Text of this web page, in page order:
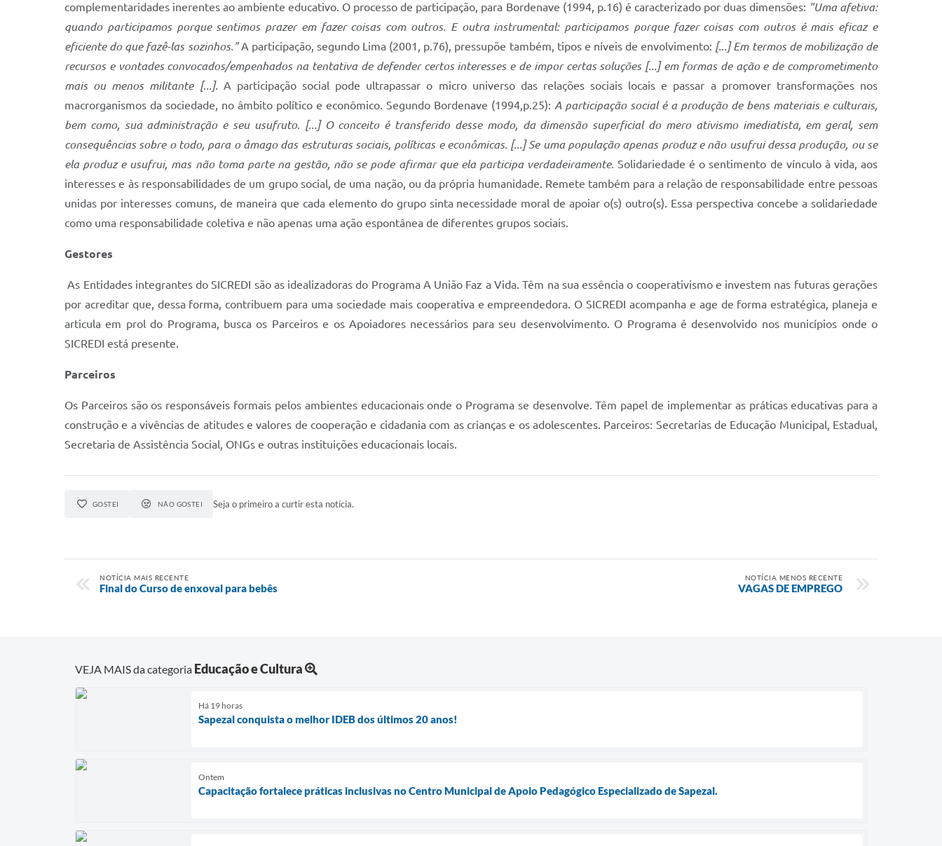
complementaridades inerentes ao ambiente educativo. O processo de participação, para Bordenave (1994, p.16) é caracterizado por duas dimensões: "Uma afetiva:
quando participamos porque sentimos prazer em fazer coisas com outros. E outra instrumental: participamos porque fazer coisas com outros é mais eficaz e
eficiente do que fazê-las sozinhos."A participação, segundo Lima (2001, p.76), pressupõe também, tipos e níveis de envolvimento: [...] Em termos de mobilização de
recursos e vontades convocados/empenhados na tentativa de defender certos interesses e de impor certas soluções [...] em formas de ação e de comprometimento
mais ou menos militante [...]. A participação social pode ultrapassar o micro universo das relações sociais locais e passar a promover transformações nos
macrorganismos da sociedade, no âmbito político e econômico. Segundo Bordenave (1994,p.25): A participação social é a produção de bens materiais e culturais,
bem como, sua administração e seu usufruto. [...] O conceito é transferido desse modo, da dimensão superficial do mero ativismo imediatista, em geral, sem
consequências sobre o todo, para o âmago das estruturas sociais, políticas e econômicas. [...] Se uma população apenas produz e não usufrui dessa produção, ou se
ela produz e usufrui, mas não toma parte na gestão, não se pode afirmar que ela participa verdadeiramente. Solidariedade é o sentimento de vínculo à vida, aos
interesses e às responsabilidades de um grupo social, de uma nação, ou da própria humanidade. Remete também para a relação de responsabilidade entre pessoas
unidas por interesses comuns, de maneira que cada elemento do grupo sinta necessidade moral de apoiar o(s) outro(s). Essa perspectiva concebe a solidariedade
como uma responsabilidade coletiva e não apenas uma ação espontânea de diferentes grupos sociais.
Gestores
As Entidades integrantes do SICREDI são as idealizadoras do Programa A União Faz a Vida. Têm na sua essência o cooperativismo e investem nas futuras gerações
por acreditar que, dessa forma, contribuem para uma sociedade mais cooperativa e empreendedora. O SICREDI acompanha e age de forma estratégica, planeja e
articula em prol do Programa, busca os Parceiros e os Apoiadores necessários para seu desenvolvimento. O Programa é desenvolvido nos municípios onde o
SICREDI está presente.
Parceiros
Os Parceiros são os responsáveis formais pelos ambientes educacionais onde o Programa se desenvolve. Têm papel de implementar as práticas educativas para a
construção e a vivências de atitudes e valores de cooperação e cidadania com as crianças e os adolescentes. Parceiros: Secretarias de Educação Municipal, Estadual,
Secretaria de Assistência Social, ONGs e outras instituições educacionais locais.
GOSTEI NÃO GOSTEI Seja o primeiro a curtir esta notícia.
NOTÍCIA MAIS RECENTE
Final do Curso de enxoval para bebês
NOTÍCIA MENOS RECENTE
VAGAS DE EMPREGO
VEJA MAIS da categoria Educação e Cultura
Há 19 horas
Sapezal conquista o melhor IDEB dos últimos 20 anos!
Ontem
Capacitação fortalece práticas inclusivas no Centro Municipal de Apoio Pedagógico Especializado de Sapezal.